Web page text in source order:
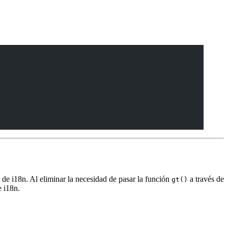
i18n. Al eliminar la necesidad de pasar la función gt() a través de
i18n.